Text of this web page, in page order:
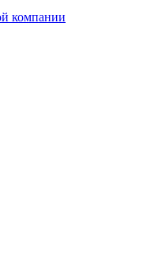
компании